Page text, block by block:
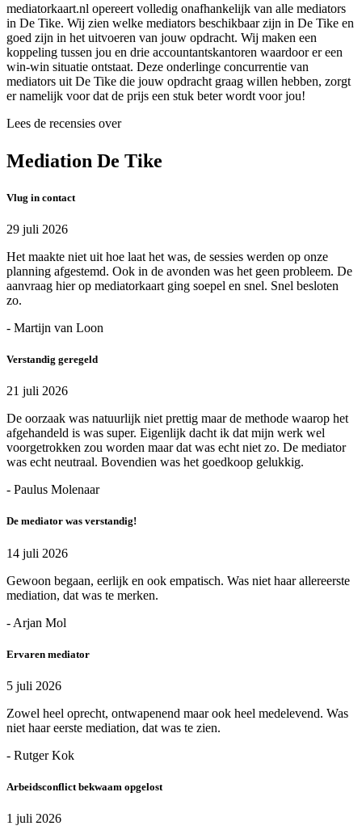
mediatorkaart.nl opereert volledig onafhankelijk van alle mediators
in De Tike. Wij zien welke mediators beschikbaar zijn in De Tike en
goed zijn in het uitvoeren van jouw opdracht. Wij maken een
koppeling tussen jou en drie accountantskantoren waardoor er een
win-win situatie ontstaat. Deze onderlinge concurrentie van
mediators uit De Tike die jouw opdracht graag willen hebben, zorgt
er namelijk voor dat de prijs een stuk beter wordt voor jou!
Lees de recensies over
Mediation De Tike
Vlug in contact
29 juli 2026
Het maakte niet uit hoe laat het was, de sessies werden op onze
planning afgestemd. Ook in de avonden was het geen probleem. De
aanvraag hier op mediatorkaart ging soepel en snel. Snel besloten
zo.
- Martijn van Loon
Verstandig geregeld
21 juli 2026
De oorzaak was natuurlijk niet prettig maar de methode waarop het
afgehandeld is was super. Eigenlijk dacht ik dat mijn werk wel
voorgetrokken zou worden maar dat was echt niet zo. De mediator
was echt neutraal. Bovendien was het goedkoop gelukkig.
- Paulus Molenaar
De mediator was verstandig!
14 juli 2026
Gewoon begaan, eerlijk en ook empatisch. Was niet haar allereerste
mediation, dat was te merken.
- Arjan Mol
Ervaren mediator
5 juli 2026
Zowel heel oprecht, ontwapenend maar ook heel medelevend. Was
niet haar eerste mediation, dat was te zien.
- Rutger Kok
Arbeidsconflict bekwaam opgelost
1 juli 2026